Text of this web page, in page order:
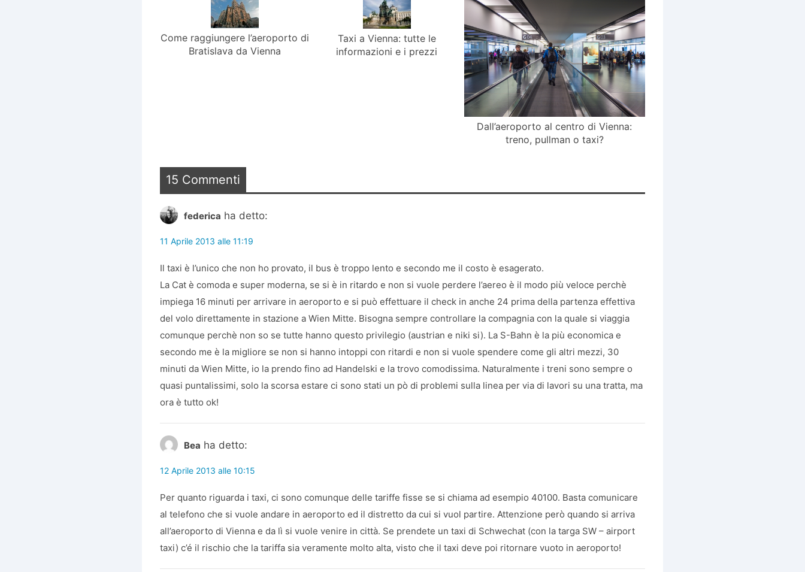
Come raggiungere l’aeroporto di
Bratislava da Vienna
Taxi a Vienna: tutte le
informazioni e i prezzi
Dall’aeroporto al centro di Vienna:
treno, pullman o taxi?
15 Commenti
federica ha detto:
11 Aprile 2013 alle 11:19
Il taxi è l’unico che non ho provato, il bus è troppo lento e secondo me il costo è esagerato.
La Cat è comoda e super moderna, se si è in ritardo e non si vuole perdere l’aereo è il modo più veloce perchè
impiega 16 minuti per arrivare in aeroporto e si può effettuare il check in anche 24 prima della partenza effettiva
del volo direttamente in stazione a Wien Mitte. Bisogna sempre controllare la compagnia con la quale si viaggia
comunque perchè non so se tutte hanno questo privilegio (austrian e niki si). La S-Bahn è la più economica e
secondo me è la migliore se non si hanno intoppi con ritardi e non si vuole spendere come gli altri mezzi, 30
minuti da Wien Mitte, io la prendo fino ad Handelski e la trovo comodissima. Naturalmente i treni sono sempre o
quasi puntalissimi, solo la scorsa estare ci sono stati un pò di problemi sulla linea per via di lavori su una tratta, ma
ora è tutto ok!
Bea ha detto:
12 Aprile 2013 alle 10:15
Per quanto riguarda i taxi, ci sono comunque delle tariffe fisse se si chiama ad esempio 40100. Basta comunicare
al telefono che si vuole andare in aeroporto ed il distretto da cui si vuol partire. Attenzione però quando si arriva
all’aeroporto di Vienna e da lì si vuole venire in città. Se prendete un taxi di Schwechat (con la targa SW – airport
taxi) c’é il rischio che la tariffa sia veramente molto alta, visto che il taxi deve poi ritornare vuoto in aeroporto!